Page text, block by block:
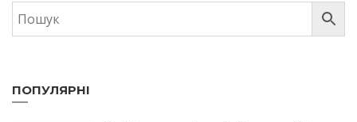
ПОПУЛЯРНІ